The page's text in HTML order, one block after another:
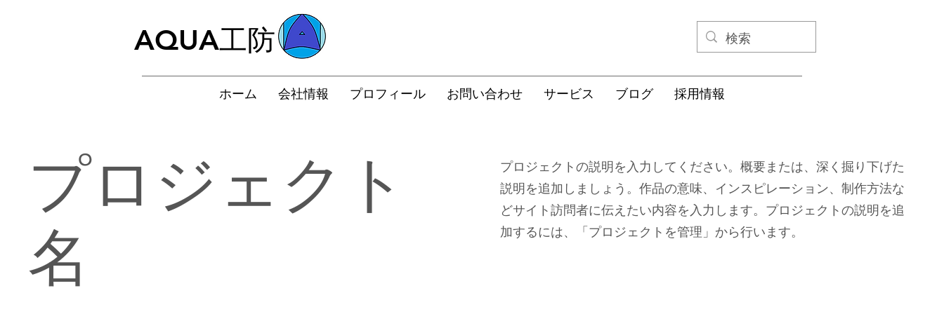
AQUA工防
ホーム 会社情報 プロフィール お問い合わせ サービス ブログ 採用情報
プロジェクト
名
プロジェクトの説明を入力してください。概要または、深く掘り下げた
説明を追加しましょう。作品の意味、インスピレーション、制作方法な
どサイト訪問者に伝えたい内容を入力します。プロジェクトの説明を追
加するには、「プロジェクトを管理」から行います。